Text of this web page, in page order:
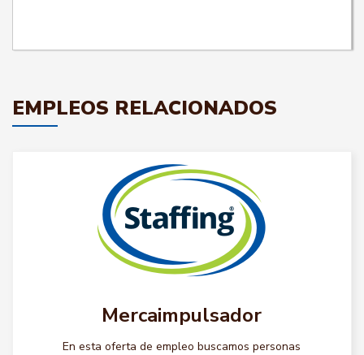
EMPLEOS RELACIONADOS
Mercaimpulsador
En esta oferta de empleo buscamos personas